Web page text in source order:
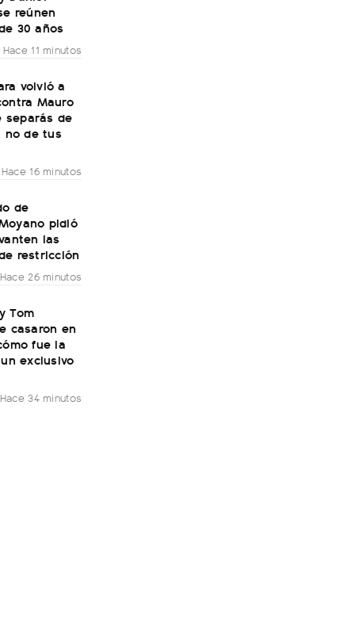
reúnen
30 años
Hace 11 minutos
volvió a
Mauro
separás de
no de tus
Hace 16 minutos
de
pidió
las
restricción
Hace 26 minutos
Tom
casaron en
fue la
exclusivo
Hace 34 minutos